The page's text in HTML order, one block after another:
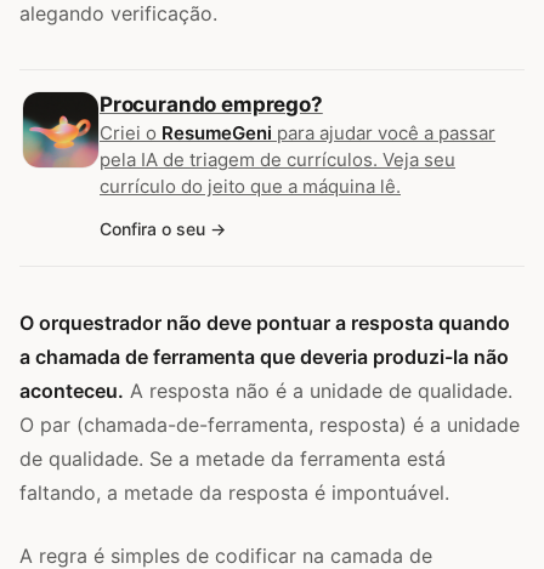
alegando verificação.
Procurando emprego?
Criei o ResumeGeni para ajudar você a passar
pela IA de triagem de currículos. Veja seu
currículo do jeito que a máquina lê.
Confira o seu
O orquestrador não deve pontuar a resposta quando
a chamada de ferramenta que deveria produzi-la não
aconteceu. A resposta não é a unidade de qualidade.
O par (chamada-de-ferramenta, resposta) é a unidade
de qualidade. Se a metade da ferramenta está
faltando, a metade da resposta é impontuável.
A regra é simples de codificar na camada de